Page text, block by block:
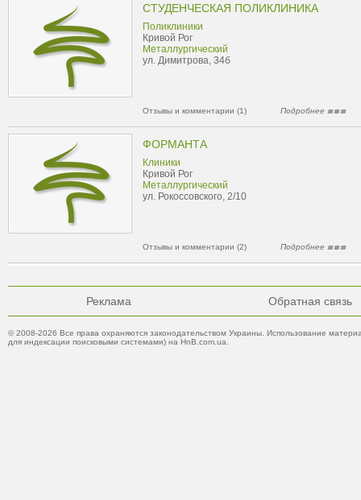
СТУДЕНЧЕСКАЯ ПОЛИКЛИНИКА
Поликлиники
Кривой Рог
Металлургический
ул. Димитрова, 34б
Отзывы и комментарии (1) Подробнее
ФОРМАНТА
Клиники
Кривой Рог
Металлургический
ул. Рокоссовского, 2/10
Отзывы и комментарии (2) Подробнее
Реклама Обратная связь
© 2008-2026 Все права охраняются законодательством Украины. Использование
для индексации поисковыми системами) на HnB.com.ua.